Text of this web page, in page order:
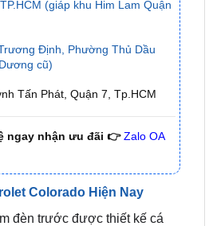
Định, Phường Thủ Dầu
cũ)
Tấn Phát, Quận 7, Tp.HCM
ngay nhận ưu đãi 👉 Zalo OA
Colorado Hiện Nay
đèn trước được thiết kế cá
viền dứt khoát. Hốc gió phía
ốp dày dạn, kết hợp với